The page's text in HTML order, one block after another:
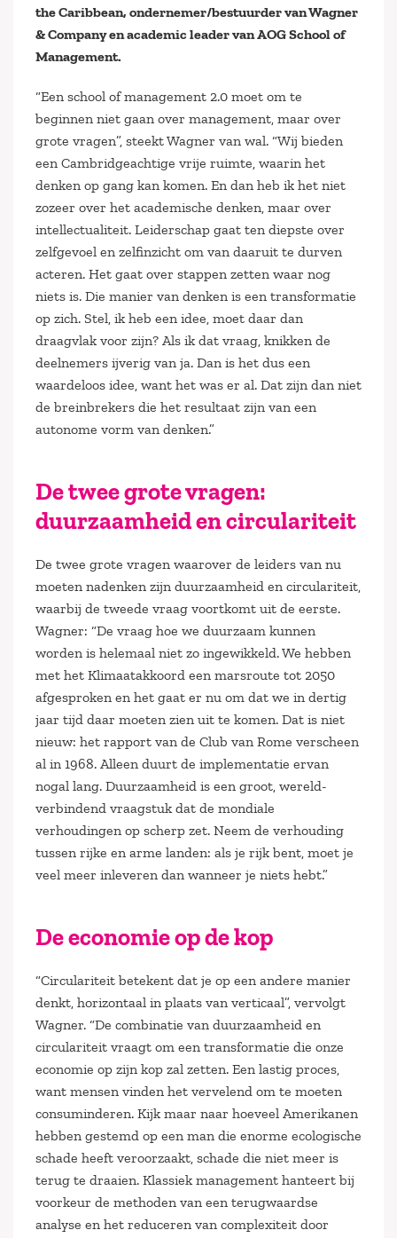
the Caribbean, ondernemer/bestuurder van Wagner
& Company en academic leader van AOG School of
Management.
“Een school of management 2.0 moet om te
beginnen niet gaan over management, maar over
grote vragen”, steekt Wagner van wal. “Wij bieden
een Cambridgeachtige vrije ruimte, waarin het
denken op gang kan komen. En dan heb ik het niet
zozeer over het academische denken, maar over
intellectualiteit. Leiderschap gaat ten diepste over
zelfgevoel en zelfinzicht om van daaruit te durven
acteren. Het gaat over stappen zetten waar nog
niets is. Die manier van denken is een transformatie
op zich. Stel, ik heb een idee, moet daar dan
draagvlak voor zijn? Als ik dat vraag, knikken de
deelnemers ijverig van ja. Dan is het dus een
waardeloos idee, want het was er al. Dat zijn dan niet
de breinbrekers die het resultaat zijn van een
autonome vorm van denken.”
De twee grote vragen:
duurzaamheid en circulariteit
De twee grote vragen waarover de leiders van nu
moeten nadenken zijn duurzaamheid en circulariteit,
waarbij de tweede vraag voortkomt uit de eerste.
Wagner: “De vraag hoe we duurzaam kunnen
worden is helemaal niet zo ingewikkeld. We hebben
met het Klimaatakkoord een marsroute tot 2050
afgesproken en het gaat er nu om dat we in dertig
jaar tijd daar moeten zien uit te komen. Dat is niet
nieuw: het rapport van de Club van Rome verscheen
al in 1968. Alleen duurt de implementatie ervan
nogal lang. Duurzaamheid is een groot, wereld-
verbindend vraagstuk dat de mondiale
verhoudingen op scherp zet. Neem de verhouding
tussen rijke en arme landen: als je rijk bent, moet je
veel meer inleveren dan wanneer je niets hebt.”
De economie op de kop
“Circulariteit betekent dat je op een andere manier
denkt, horizontaal in plaats van verticaal”, vervolgt
Wagner. “De combinatie van duurzaamheid en
circulariteit vraagt om een transformatie die onze
economie op zijn kop zal zetten. Een lastig proces,
want mensen vinden het vervelend om te moeten
consuminderen. Kijk maar naar hoeveel Amerikanen
hebben gestemd op een man die enorme ecologische
schade heeft veroorzaakt, schade die niet meer is
terug te draaien. Klassiek management hanteert bij
voorkeur de methoden van een terugwaardse
analyse en het reduceren van complexiteit door